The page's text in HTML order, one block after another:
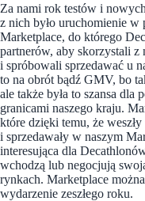
Za nami rok testów i
z nich było uruchomienie w
Marketplace, do którego
partnerów, aby skorzystali z
i spróbowali sprzedawać u
to na obrót bądź GMV, bo
ale także była to szansa dla
granicami naszego kraju.
które dzięki temu, że
i sprzedawały w naszym
interesująca dla
wchodzą lub negocjują
rynkach. Marketplace
wydarzenie zeszłego roku.